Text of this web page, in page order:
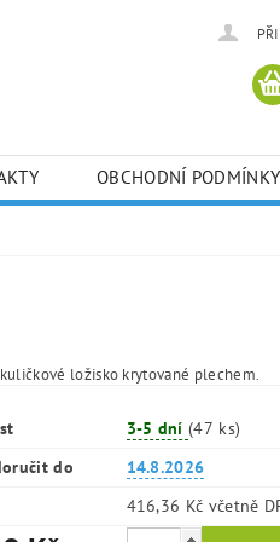
OBCHODNÍ PODMÍNKY
ložisko krytované plechem.
3-5 dní(47 ks)
do
14.8.2026
416,36 Kč včetně